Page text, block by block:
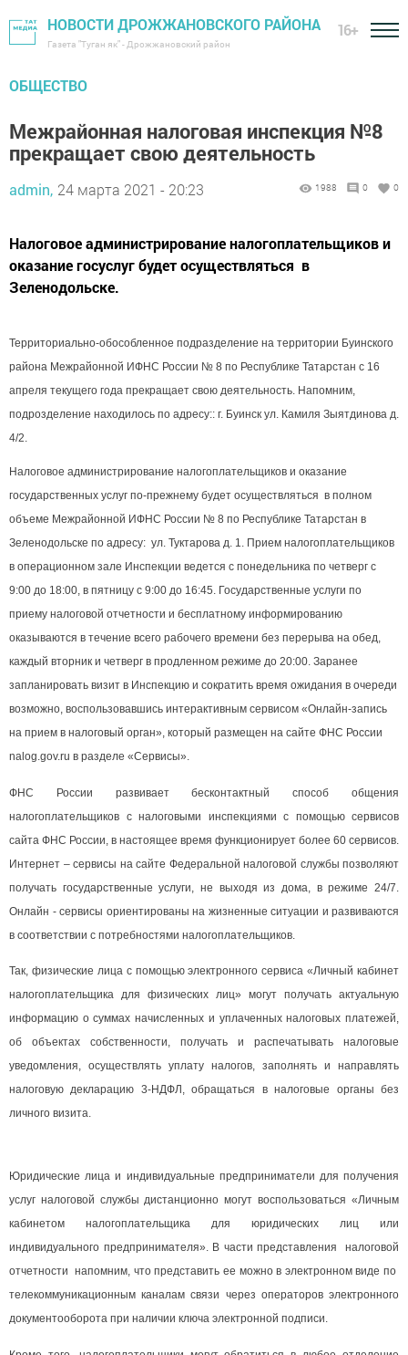
НОВОСТИ ДРОЖЖАНОВСКОГО РАЙОНА
Газета "Туган як" - Дрожжановский район
16+
ОБЩЕСТВО
Межрайонная налоговая инспекция №8
прекращает свою деятельность
admin, 24 марта 2021 - 20:23 1988 0 0
Налоговое администрирование налогоплательщиков и
оказание госуслуг будет осуществляться в
Зеленодольске.
Территориально-обособленное подразделение на территории Буинского
района Межрайонной ИФНС России № 8 по Республике Татарстан с 16
апреля текущего года прекращает свою деятельность. Напомним,
подрозделение находилось по адресу:: г. Буинск ул. Камиля Зыятдинова д.
4/2.
Налоговое администрирование налогоплательщиков и оказание
государственных услуг по-прежнему будет осуществляться в полном
объеме Межрайонной ИФНС России № 8 по Республике Татарстан в
Зеленодольске по адресу: ул. Туктарова д. 1. Прием налогоплательщиков
в операционном зале Инспекции ведется с понедельника по четверг с
9:00 до 18:00, в пятницу с 9:00 до 16:45. Государственные услуги по
приему налоговой отчетности и бесплатному информированию
оказываются в течение всего рабочего времени без перерыва на обед,
каждый вторник и четверг в продленном режиме до 20:00. Заранее
запланировать визит в Инспекцию и сократить время ожидания в очереди
возможно, воспользовавшись интерактивным сервисом «Онлайн-запись
на прием в налоговый орган», который размещен на сайте ФНС России
nalog.gov.ru в разделе «Сервисы».
ФНС России развивает бесконтактный способ общения
налогоплательщиков с налоговыми инспекциями с помощью сервисов
сайта ФНС России, в настоящее время функционирует более 60 сервисов.
Интернет – сервисы на сайте Федеральной налоговой службы позволяют
получать государственные услуги, не выходя из дома, в режиме 24/7.
Онлайн - сервисы ориентированы на жизненные ситуации и развиваются
в соответствии с потребностями налогоплательщиков.
Так, физические лица с помощью электронного сервиса «Личный кабинет
налогоплательщика для физических лиц» могут получать актуальную
информацию о суммах начисленных и уплаченных налоговых платежей,
об объектах собственности, получать и распечатывать налоговые
уведомления, осуществлять уплату налогов, заполнять и направлять
налоговую декларацию 3-НДФЛ, обращаться в налоговые органы без
личного визита.
Юридические лица и индивидуальные предприниматели для получения
услуг налоговой службы дистанционно могут воспользоваться «Личным
кабинетом налогоплательщика для юридических лиц или
индивидуального предпринимателя». В части представления налоговой
отчетности напомним, что представить ее можно в электронном виде по
телекоммуникационным каналам связи через операторов электронного
документооборота при наличии ключа электронной подписи.